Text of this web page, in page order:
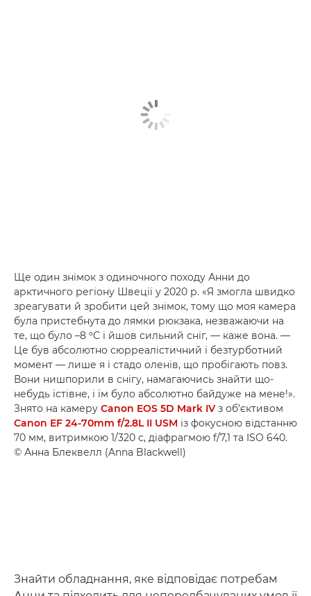
Ще один знімок з одиночного походу Анни до
арктичного регіону Швеції у 2020 р. «Я змогла швидко
зреагувати й зробити цей знімок, тому що моя камера
була пристебнута до лямки рюкзака, незважаючи на
те, що було –8 ºC і йшов сильний сніг, — каже вона. —
Це був абсолютно сюрреалістичний і безтурботний
момент — лише я і стадо оленів, що пробігають повз.
Вони нишпорили в снігу, намагаючись знайти що-
небудь їстівне, і їм було абсолютно байдуже на мене!».
Знято на камеру Canon EOS 5D Mark IV з об’єктивом
Canon EF 24-70mm f/2.8L II USM із фокусною відстанню
70 мм, витримкою 1/320 с, діафрагмою f/7,1 та ISO 640.
© Анна Блеквелл (Anna Blackwell)
Знайти обладнання, яке відповідає потребам